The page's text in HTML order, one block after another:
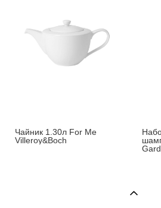
Чайник 1.30л For Me
Villeroy&Boch